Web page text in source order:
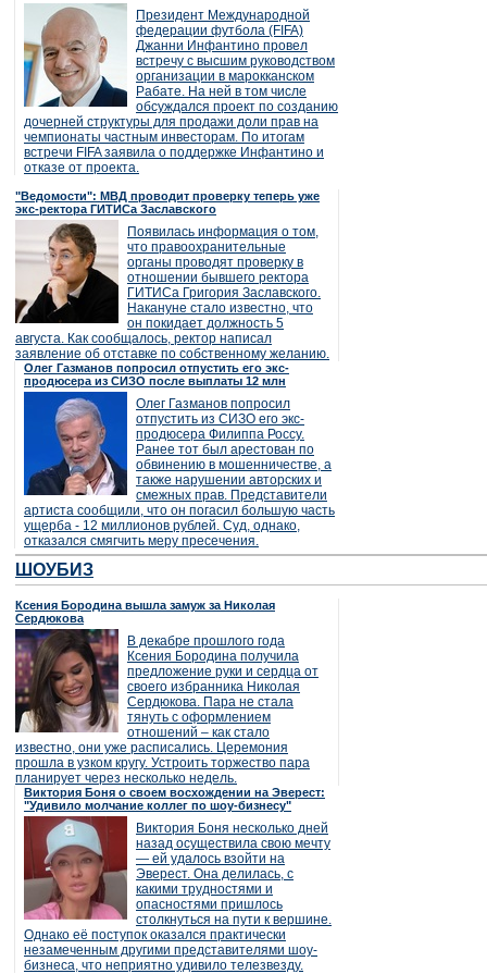
Президент Международной
федерации футбола (FIFA)
Джанни Инфантино провел
встречу с высшим руководством
организации в марокканском
Рабате. На ней в том числе
обсуждался проект по созданию
дочерней структуры для продажи доли прав на
чемпионаты частным инвесторам. По итогам
встречи FIFA заявила о поддержке Инфантино и
отказе от проекта.
"Ведомости": МВД проводит проверку теперь уже
экс-ректора ГИТИСа Заславского
Появилась информация о том,
что правоохранительные
органы проводят проверку в
отношении бывшего ректора
ГИТИСа Григория Заславского.
Накануне стало известно, что
он покидает должность 5
августа. Как сообщалось, ректор написал
заявление об отставке по собственному желанию.
Олег Газманов попросил отпустить его экс-
продюсера из СИЗО после выплаты 12 млн
Олег Газманов попросил
отпустить из СИЗО его экс-
продюсера Филиппа Россу.
Ранее тот был арестован по
обвинению в мошенничестве, а
также нарушении авторских и
смежных прав. Представители
артиста сообщили, что он погасил большую часть
ущерба - 12 миллионов рублей. Суд, однако,
отказался смягчить меру пресечения.
ШОУБИЗ
Ксения Бородина вышла замуж за Николая
Сердюкова
В декабре прошлого года
Ксения Бородина получила
предложение руки и сердца от
своего избранника Николая
Сердюкова. Пара не стала
тянуть с оформлением
отношений – как стало
известно, они уже расписались. Церемония
прошла в узком кругу. Устроить торжество пара
планирует через несколько недель.
Виктория Боня о своем восхождении на Эверест:
"Удивило молчание коллег по шоу-бизнесу"
Виктория Боня несколько дней
назад осуществила свою мечту
— ей удалось взойти на
Эверест. Она делилась, с
какими трудностями и
опасностями пришлось
столкнуться на пути к вершине.
Однако её поступок оказался практически
незамеченным другими представителями шоу-
бизнеса, что неприятно удивило телезвезду.